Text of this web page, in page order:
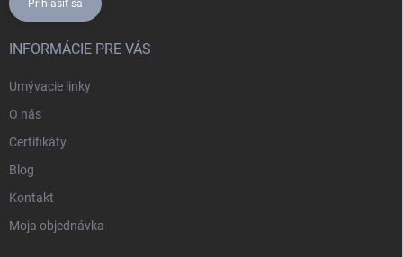
Prihlásiť sa
INFORMÁCIE PRE VÁS
Umývacie linky
O nás
Certifikáty
Blog
Kontakt
Moja objednávka